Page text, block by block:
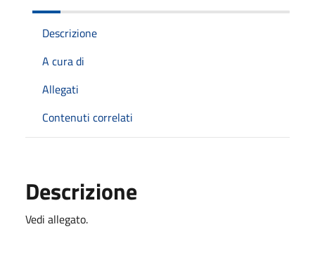
Descrizione
A cura di
Allegati
Contenuti correlati
Descrizione
Vedi allegato.